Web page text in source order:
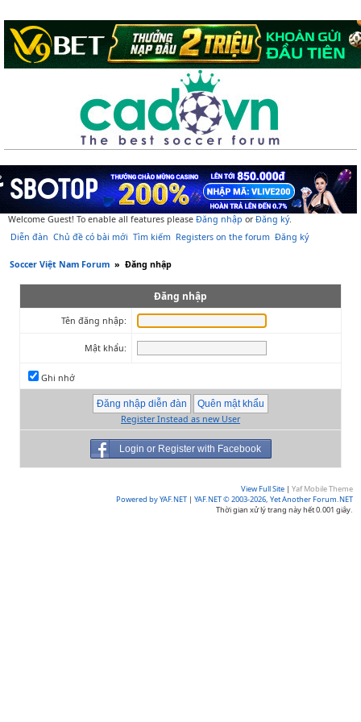
Welcome Guest! To enable all features please Đăng nhập orĐăng ký.
Diễn đàn Chủ đề có bài mới Tìm kiếm Registers on the forum Đăng ký
Soccer Việt Nam Forum » Đăng nhập
Đăng nhập
Tên đăng nhập:
Mật khẩu:
Ghi nhớ
Register Instead as new User
Login or Register with Facebook
View Full Site | Yaf Mobile Theme
Powered by YAF.NET | YAF.NET © 2003-2026, Yet Another Forum.NET
Thời gian xử lý trang này hết 0.001 giây.